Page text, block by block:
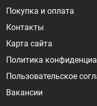
Покупка и оплата
Контакты
Карта сайта
Политика
Пользовательское
Вакансии